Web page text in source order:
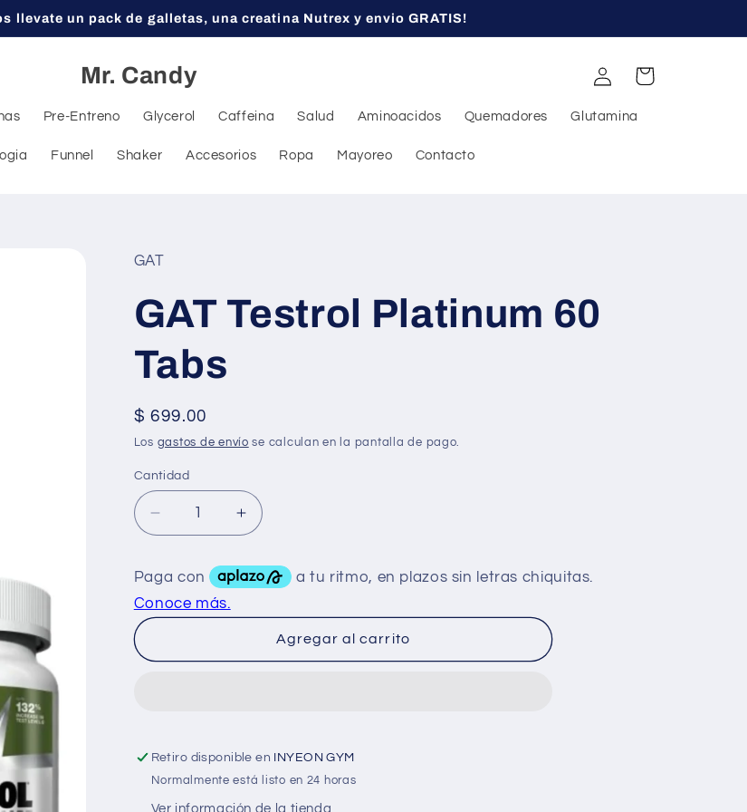
llevate un pack de galletas, una creatina Nutrex y envio GRATIS!
Mr. Candy
Pre-Entreno Glycerol Caffeina Salud Aminoacidos Quemadores Glutamina
Funnel Shaker Accesorios Ropa Mayoreo Contacto
Iniciar
sesión
Carrito
GAT
GAT Testrol Platinum 60
Tabs
Precio
habitual
$ 699.00
Los gastos de envío se calculan en la pantalla de pago.
Cantidad
Reducir
cantidad
GAT
Testrol
Platinum
Tabs
Aumentar
cantidad
para
GAT
Platinum
Tabs
Agregar al carrito
Retiro disponible en INYEON GYM
Normalmente está listo en 24 horas
Ver información de la tienda